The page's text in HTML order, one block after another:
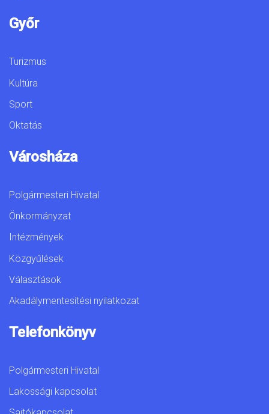
Győr
Turizmus
Kultúra
Sport
Oktatás
Városháza
Polgármesteri Hivatal
Önkormányzat
Intézmények
Közgyűlések
Választások
Akadálymentesítési nyilatkozat
Telefonkönyv
Polgármesteri Hivatal
Lakossági kapcsolat